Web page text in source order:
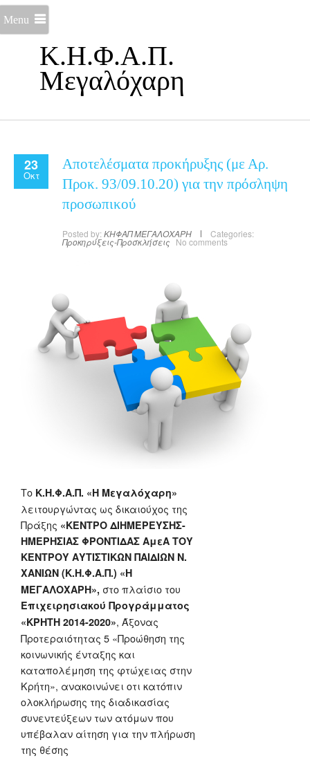
Κ.Η.Φ.Α.Π.
Μεγαλόχαρη
Menu
23
Οκτ
Αποτελέσματα προκήρυξης (με Αρ.
Προκ. 93/09.10.20) για την πρόσληψη
προσωπικού
Posted by: ΚΗΦΑΠ ΜΕΓΑΛΟΧΑΡΗ Categories:
Προκηρύξεις-Προσκλήσεις No comments
Το Κ.Η.Φ.Α.Π. «Η Μεγαλόχαρη»
λειτουργώντας ως δικαιούχος της
Πράξης «ΚΕΝΤΡΟ ΔΙΗΜΕΡΕΥΣΗΣ-
ΗΜΕΡΗΣΙΑΣ ΦΡΟΝΤΙΔΑΣ ΑμεΑ ΤΟΥ
ΚΕΝΤΡΟΥ ΑΥΤΙΣΤΙΚΩΝ ΠΑΙΔΙΩΝ Ν.
ΧΑΝΙΩΝ (Κ.Η.Φ.Α.Π.) «Η
ΜΕΓΑΛΟΧΑΡΗ», στο πλαίσιο του
Επιχειρησιακού Προγράμματος
«ΚΡΗΤΗ 2014-2020», Άξονας
Προτεραιότητας 5 «Προώθηση της
κοινωνικής ένταξης και
καταπολέμηση της φτώχειας στην
Κρήτη», ανακοινώνει οτι κατόπιν
ολοκλήρωσης της διαδικασίας
συνεντεύξεων των ατόμων που
υπέβαλαν αίτηση για την πλήρωση
της θέσης